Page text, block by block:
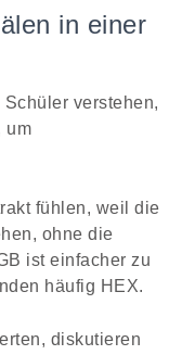
in einer
verstehen,
um
fühlen, weil die
ohne die
ist einfacher zu
häufig HEX.
diskutieren